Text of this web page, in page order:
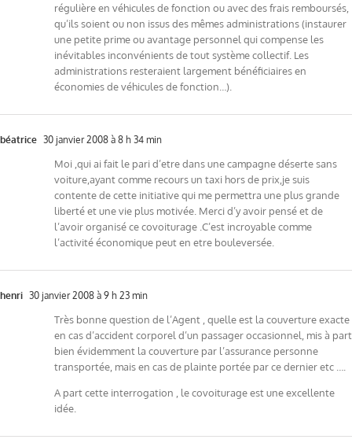
régulière en véhicules de fonction ou avec des frais remboursés,
qu’ils soient ou non issus des mêmes administrations (instaurer
une petite prime ou avantage personnel qui compense les
inévitables inconvénients de tout système collectif. Les
administrations resteraient largement bénéficiaires en
économies de véhicules de fonction…).
béatrice 30 janvier 2008 à 8 h 34 min
Moi ,qui ai fait le pari d’etre dans une campagne déserte sans
voiture,ayant comme recours un taxi hors de prix,je suis
contente de cette initiative qui me permettra une plus grande
liberté et une vie plus motivée. Merci d’y avoir pensé et de
l’avoir organisé ce covoiturage .C’est incroyable comme
l’activité économique peut en etre bouleversée.
henri 30 janvier 2008 à 9 h 23 min
Très bonne question de l’Agent , quelle est la couverture exacte
en cas d’accident corporel d’un passager occasionnel, mis à part
bien évidemment la couverture par l’assurance personne
transportée, mais en cas de plainte portée par ce dernier etc ….
A part cette interrogation , le covoiturage est une excellente
idée.